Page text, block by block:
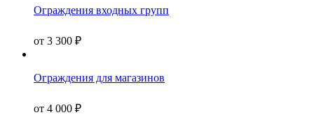
Ограждения входных групп
от 3 300 ₽
Ограждения для магазинов
от 4 000 ₽